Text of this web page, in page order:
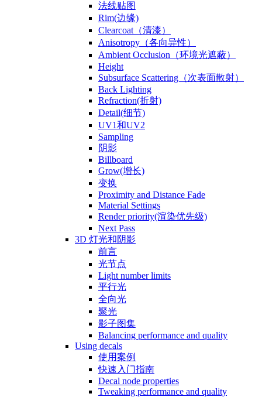
法线贴图
Rim(边缘)
Clearcoat（清漆）
Anisotropy（各向异性）
Ambient Occlusion（环境光遮蔽）
Height
Subsurface Scattering（次表面散射）
Back Lighting
Refraction(折射)
Detail(细节)
UV1和UV2
Sampling
阴影
Billboard
Grow(增长)
变换
Proximity and Distance Fade
Material Settings
Render priority(渲染优先级)
Next Pass
3D 灯光和阴影
前言
光节点
Light number limits
平行光
全向光
聚光
影子图集
Balancing performance and quality
Using decals
使用案例
快速入门指南
Decal node properties
Tweaking performance and quality